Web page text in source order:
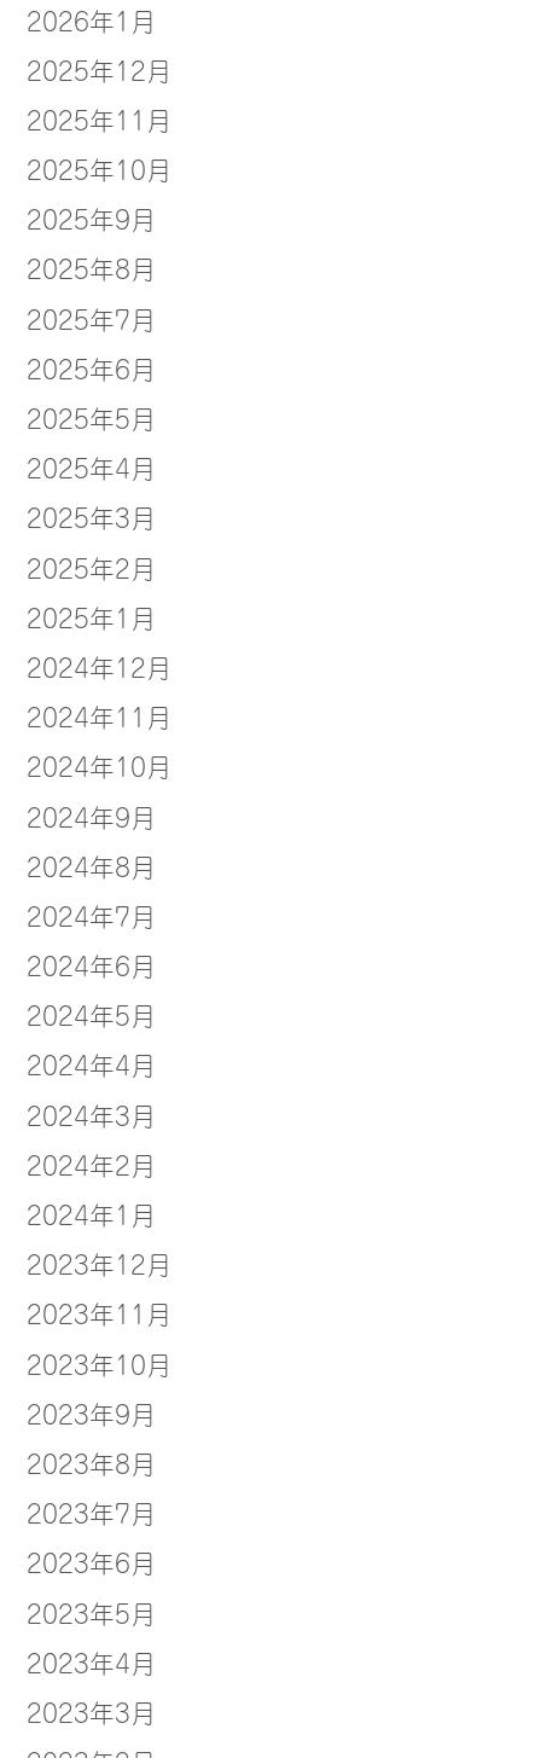
2026年1月
2025年12月
2025年11月
2025年10月
2025年9月
2025年8月
2025年7月
2025年6月
2025年5月
2025年4月
2025年3月
2025年2月
2025年1月
2024年12月
2024年11月
2024年10月
2024年9月
2024年8月
2024年7月
2024年6月
2024年5月
2024年4月
2024年3月
2024年2月
2024年1月
2023年12月
2023年11月
2023年10月
2023年9月
2023年8月
2023年7月
2023年6月
2023年5月
2023年4月
2023年3月